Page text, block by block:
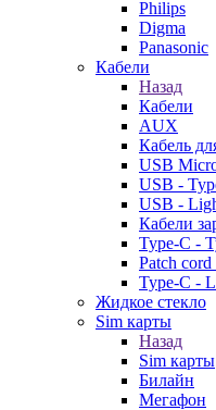
Philips
Digma
Panasonic
Кабели
Назад
Кабели
AUX
Кабель
USB
USB -
USB -
Кабели
Type-C -
Patch
Type-C -
Жидкое стекло
Sim карты
Назад
Sim карты
Билайн
Мегафон